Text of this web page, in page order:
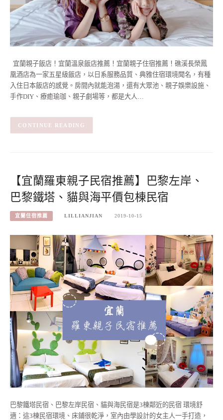
宜蘭親子飯店！宜蘭溫泉飯店推薦！宜蘭親子住宿推薦！礁溪長榮鳳
凰酒店為一家五星級飯店，以日系服務品質、典雅住宿環境聞名，有種
入住日本飯店的感覺。房間內就能泡湯，還有大眾池、親子娛樂設施、
手作DIY、療癒瑜珈、親子劇場等，都是大人…
CONTINUE READING
【宜蘭羅東親子民宿推薦】巴黎左岸、
巴黎鐵塔、貓與海平價包棟民宿
宜蘭住宿推薦 LILLIANJIAN 2019-10-15
巴黎鐵塔民宿、巴黎左岸民宿、貓與海民宿是3棟鄰近的民宿 環境舒
適：這3棟民宿環境、床鋪很乾淨，室內由學設計的女主人一手打造，